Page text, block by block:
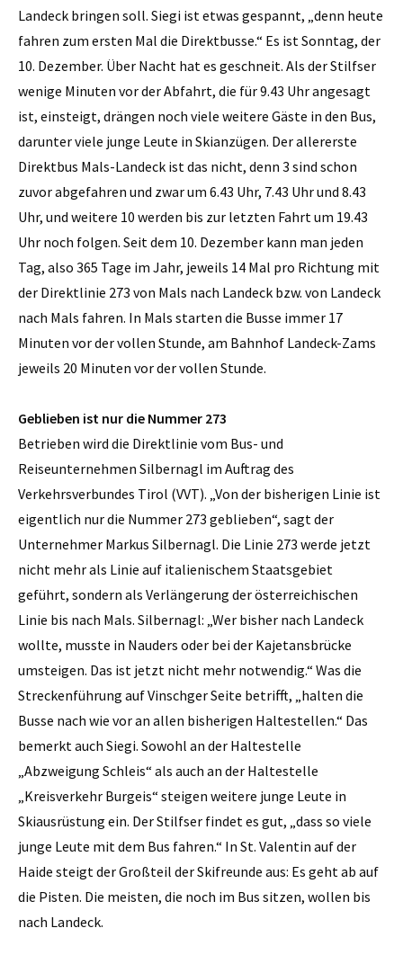
Landeck bringen soll. Siegi ist etwas gespannt, „denn heute
fahren zum ersten Mal die Direktbusse.“ Es ist Sonntag, der
10. Dezember. Über Nacht hat es geschneit. Als der Stilfser
wenige Minuten vor der Abfahrt, die für 9.43 Uhr angesagt
ist, einsteigt, drängen noch viele weitere Gäste in den Bus,
darunter viele junge Leute in Skianzügen. Der allererste
Direktbus Mals-Landeck ist das nicht, denn 3 sind schon
zuvor abgefahren und zwar um 6.43 Uhr, 7.43 Uhr und 8.43
Uhr, und weitere 10 werden bis zur letzten Fahrt um 19.43
Uhr noch folgen. Seit dem 10. Dezember kann man jeden
Tag, also 365 Tage im Jahr, jeweils 14 Mal pro Richtung mit
der Direktlinie 273 von Mals nach Landeck bzw. von Landeck
nach Mals fahren. In Mals starten die Busse immer 17
Minuten vor der vollen Stunde, am Bahnhof Landeck-Zams
jeweils 20 Minuten vor der vollen Stunde.
Geblieben ist nur die Nummer 273
Betrieben wird die Direktlinie vom Bus- und
Reiseunternehmen Silbernagl im Auftrag des
Verkehrsverbundes Tirol (VVT). „Von der bisherigen Linie ist
eigentlich nur die Nummer 273 geblieben“, sagt der
Unternehmer Markus Silbernagl. Die Linie 273 werde jetzt
nicht mehr als Linie auf italienischem Staatsgebiet
geführt, sondern als Verlängerung der österreichischen
Linie bis nach Mals. Silbernagl: „Wer bisher nach Landeck
wollte, musste in Nauders oder bei der Kajetansbrücke
umsteigen. Das ist jetzt nicht mehr notwendig.“ Was die
Streckenführung auf Vinschger Seite betrifft, „halten die
Busse nach wie vor an allen bisherigen Haltestellen.“ Das
bemerkt auch Siegi. Sowohl an der Haltestelle
„Abzweigung Schleis“ als auch an der Haltestelle
„Kreisverkehr Burgeis“ steigen weitere junge Leute in
Skiausrüstung ein. Der Stilfser findet es gut, „dass so viele
junge Leute mit dem Bus fahren.“ In St. Valentin auf der
Haide steigt der Großteil der Skifreunde aus: Es geht ab auf
die Pisten. Die meisten, die noch im Bus sitzen, wollen bis
nach Landeck.